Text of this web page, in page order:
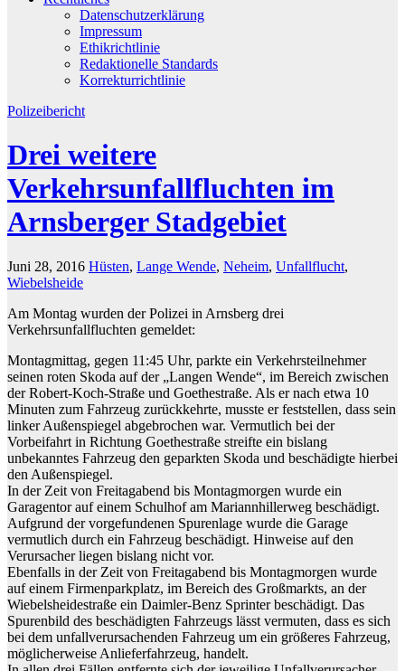
Datenschutzerklärung
Impressum
Ethikrichtlinie
Redaktionelle Standards
Korrekturrichtlinie
Polizeibericht
Drei weitere
Verkehrsunfallfluchten im
Arnsberger Stadgebiet
Juni 28, 2016 Hüsten, Lange Wende, Neheim, Unfallflucht,
Wiebelsheide
Am Montag wurden der Polizei in Arnsberg drei
Verkehrsunfallfluchten gemeldet:
Montagmittag, gegen 11:45 Uhr, parkte ein Verkehrsteilnehmer
seinen roten Skoda auf der „Langen Wende“, im Bereich zwischen
der Robert-Koch-Straße und Goethestraße. Als er nach etwa 10
Minuten zum Fahrzeug zurückkehrte, musste er feststellen, dass sein
linker Außenspiegel abgebrochen war. Vermutlich bei der
Vorbeifahrt in Richtung Goethestraße streifte ein bislang
unbekanntes Fahrzeug den geparkten Skoda und beschädigte hierbei
den Außenspiegel.
In der Zeit von Freitagabend bis Montagmorgen wurde ein
Garagentor auf einem Schulhof am Mariannhillerweg beschädigt.
Aufgrund der vorgefundenen Spurenlage wurde die Garage
vermutlich durch ein Fahrzeug beschädigt. Hinweise auf den
Verursacher liegen bislang nicht vor.
Ebenfalls in der Zeit von Freitagabend bis Montagmorgen wurde
auf einem Firmenparkplatz, im Bereich des Großmarkts, an der
Wiebelsheidestraße ein Daimler-Benz Sprinter beschädigt. Das
Spurenbild des beschädigten Fahrzeugs lässt vermuten, dass es sich
bei dem unfallverursachenden Fahrzeug um ein größeres Fahrzeug,
möglicherweise Anlieferfahrzeug, handelt.